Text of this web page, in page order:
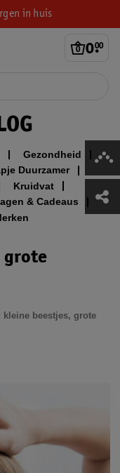
in huis
0.
00
Gezondheid
Duurzamer
Kruidvat
& Cadeaus
grote
kleine beestjes, grote